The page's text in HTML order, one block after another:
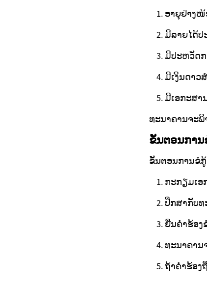
ອາຍຸຢ່າງໜ້
ມີລາຍໄດ້
ມີປະຫວັດກ
ມີເງິນດາວ
ມີເອກະສາ
ທະນາຄານຈະພິ
ຂັ້ນຕອນການ
ຂັ້ນຕອນການຂໍ
ກະກຽມເອ
ປຶກສາກັບທ
ຍື່ນຄຳຮ້ອງ
ທະນາຄານ
ຖ້າຄຳຮ້ອງ